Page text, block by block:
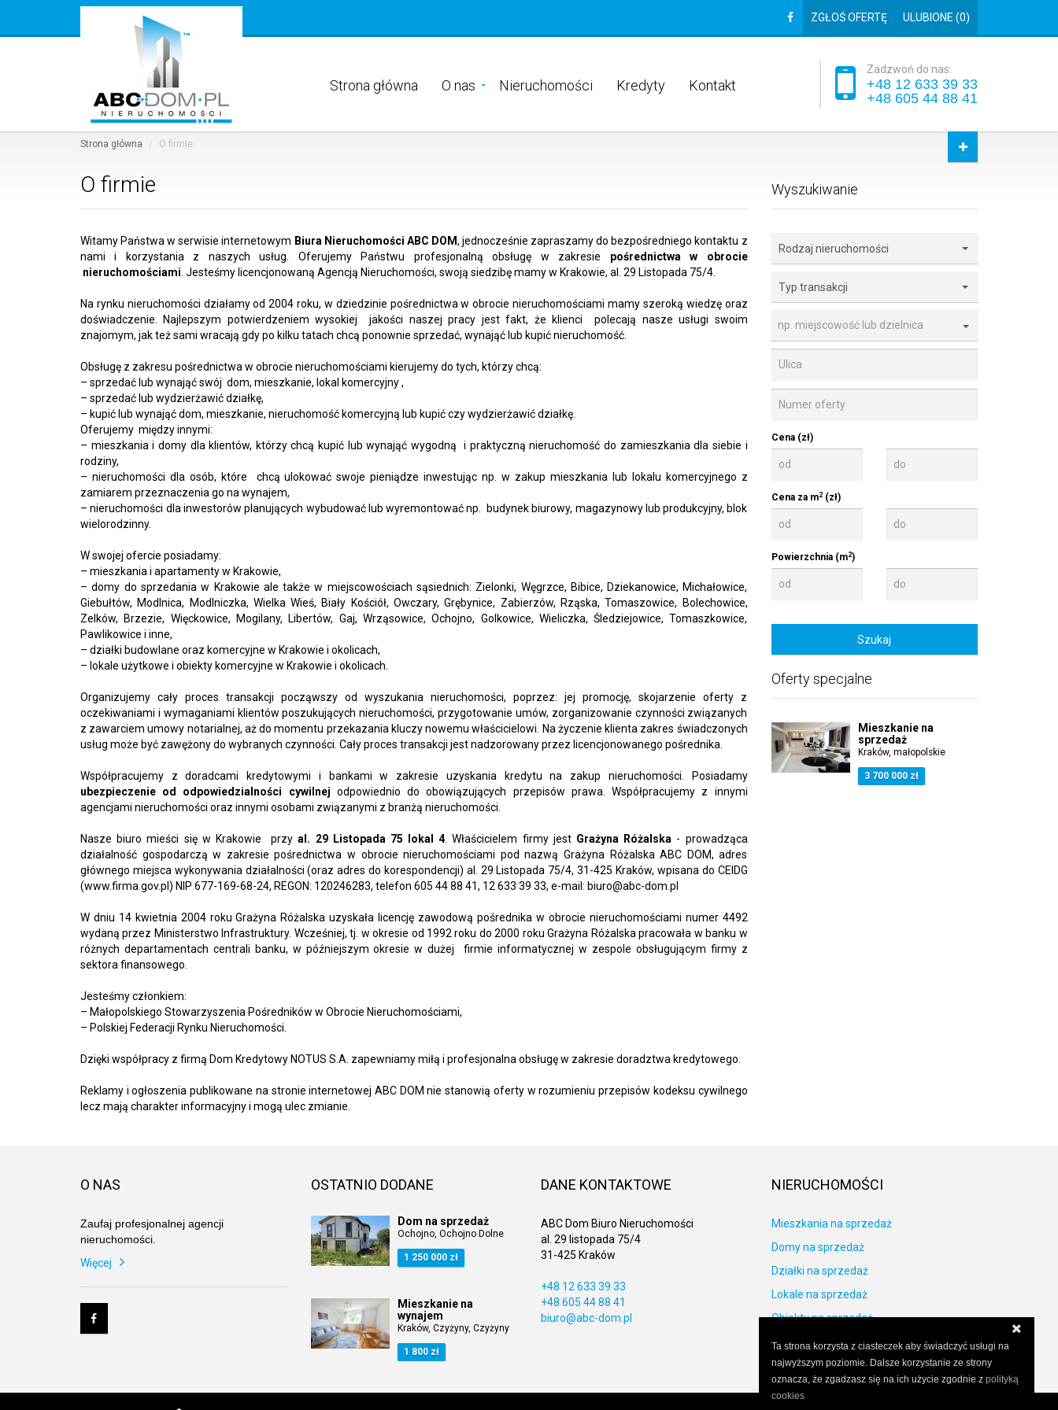
ZGŁOŚ OFERTĘ ULUBIONE (0)
Strona główna O nas Nieruchomości Kredyty Kontakt
Zadzwoń do nas:
+48 12 633 39 33
+48 605 44 88 41
Strona główna O firmie
O firmie
Witamy Państwa w serwisie internetowym Biura Nieruchomości ABC DOM, jednocześnie zapraszamy do bezpośredniego kontaktu z
nami i korzystania z naszych usług. Oferujemy Państwu profesjonalną obsługę w zakresie pośrednictwa w obrocie
nieruchomościami . Jesteśmy licencjonowaną Agencją Nieruchomości, swoją siedzibę mamy w Krakowie, al. 29 Listopada 75/4.
Na rynku nieruchomości działamy od 2004 roku, w dziedzinie pośrednictwa w obrocie nieruchomościami mamy szeroką wiedzę oraz
doświadczenie. Najlepszym potwierdzeniem wysokiej jakości naszej pracy jest fakt, że klienci polecają nasze usługi swoim
znajomym, jak też sami wracają gdy po kilku tatach chcą ponownie sprzedać, wynająć lub kupić nieruchomość.
Obsługę z zakresu pośrednictwa w obrocie nieruchomościami kierujemy do tych, którzy chcą:
– sprzedać lub wynająć swój dom, mieszkanie, lokal komercyjny ,
– sprzedać lub wydzierżawić działkę,
– kupić lub wynająć dom, mieszkanie, nieruchomość komercyjną lub kupić czy wydzierżawić działkę.
Oferujemy między innymi:
– mieszkania i domy dla klientów, którzy chcą kupić lub wynająć wygodną i praktyczną nieruchomość do zamieszkania dla siebie i
rodziny,
– nieruchomości dla osób, które chcą ulokować swoje pieniądze inwestując np. w zakup mieszkania lub lokalu komercyjnego z
zamiarem przeznaczenia go na wynajem,
– nieruchomości dla inwestorów planujących wybudować lub wyremontować np. budynek biurowy, magazynowy lub produkcyjny, blok
wielorodzinny.
W swojej ofercie posiadamy:
– mieszkania i apartamenty w Krakowie,
– domy do sprzedania w Krakowie ale także w miejscowościach sąsiednich: Zielonki, Węgrzce, Bibice, Dziekanowice, Michałowice,
Giebułtów, Modlnica, Modlniczka, Wielka Wieś, Biały Kościół, Owczary, Grębynice, Zabierzów, Rząska, Tomaszowice, Bolechowice,
Zelków, Brzezie, Więckowice, Mogilany, Libertów, Gaj, Wrząsowice, Ochojno, Golkowice, Wieliczka, Śledziejowice, Tomaszkowice,
Pawlikowice i inne,
– działki budowlane oraz komercyjne w Krakowie i okolicach,
– lokale użytkowe i obiekty komercyjne w Krakowie i okolicach.
Organizujemy cały proces transakcji począwszy od wyszukania nieruchomości, poprzez: jej promocję, skojarzenie oferty z
oczekiwaniami i wymaganiami klientów poszukujących nieruchomości, przygotowanie umów, zorganizowanie czynności związanych
z zawarciem umowy notarialnej, aż do momentu przekazania kluczy nowemu właścicielowi. Na życzenie klienta zakres świadczonych
usług może być zawężony do wybranych czynności. Cały proces transakcji jest nadzorowany przez licencjonowanego pośrednika.
Współpracujemy z doradcami kredytowymi i bankami w zakresie uzyskania kredytu na zakup nieruchomości. Posiadamy
ubezpieczenie od odpowiedzialności cywilnej odpowiednio do obowiązujących przepisów prawa. Współpracujemy z innymi
agencjami nieruchomości oraz innymi osobami związanymi z branżą nieruchomości.
Nasze biuro mieści się w Krakowie przy al. 29 Listopada 75 lokal 4. Właścicielem firmy jest Grażyna Różalska - prowadząca
działalność gospodarczą w zakresie pośrednictwa w obrocie nieruchomościami pod nazwą Grażyna Różalska ABC DOM, adres
głównego miejsca wykonywania działalności (oraz adres do korespondencji) al. 29 Listopada 75/4, 31-425 Kraków, wpisana do CEIDG
(www.firma.gov.pl) NIP 677-169-68-24, REGON: 120246283, telefon 605 44 88 41, 12 633 39 33, e-mail: biuro@abc-dom.pl
W dniu 14 kwietnia 2004 roku Grażyna Różalska uzyskała licencję zawodową pośrednika w obrocie nieruchomościami numer 4492
wydaną przez Ministerstwo Infrastruktury. Wcześniej, tj. w okresie od 1992 roku do 2000 roku Grażyna Różalska pracowała w banku w
różnych departamentach centrali banku, w późniejszym okresie w dużej firmie informatycznej w zespole obsługującym firmy z
sektora finansowego.
Jesteśmy członkiem:
– Małopolskiego Stowarzyszenia Pośredników w Obrocie Nieruchomościami,
– Polskiej Federacji Rynku Nieruchomości.
Dzięki współpracy z firmą Dom Kredytowy NOTUS S.A. zapewniamy miłą i profesjonalna obsługę w zakresie doradztwa kredytowego.
Reklamy i ogłoszenia publikowane na stronie internetowej ABC DOM nie stanowią oferty w rozumieniu przepisów kodeksu cywilnego
lecz mają charakter informacyjny i mogą ulec zmianie.
Wyszukiwanie
Rodzaj nieruchomości
Typ transakcji
np. miejscowość lub dzielnica
Cena (zł)
Cena za m2(zł)
Powierzchnia (m2)
Oferty specjalne
Mieszkanie na
sprzedaż
Kraków, małopolskie
3 700 000 zł
O NAS
Zaufaj profesjonalnej agencji
nieruchomości.
Więcej
OSTATNIO DODANE
Dom na sprzedaż
Ochojno, Ochojno Dolne
1 250 000 zł
Mieszkanie na
wynajem
Kraków, Czyżyny, Czyżyny
1 800 zł
DANE KONTAKTOWE
ABC Dom Biuro Nieruchomości
al. 29 listopada 75/4
31-425 Kraków
+48 12 633 39 33
+48 605 44 88 41
biuro@abc-dom.pl
NIERUCHOMOŚCI
Mieszkania na sprzedaż
Domy na sprzedaż
Działki na sprzedaż
Lokale na sprzedaż
Obiekty na sprzedaż
Ta strona korzysta z ciasteczek aby świadczyć usługi na
najwyższym poziomie. Dalsze korzystanie ze strony
oznacza, że zgadzasz się na ich użycie zgodnie z polityką
cookies